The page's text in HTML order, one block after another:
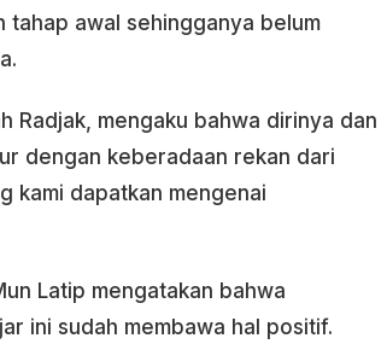
tahap awal sehingganya belum
Radjak, mengaku bahwa dirinya dan
dengan keberadaan rekan dari
kami dapatkan mengenai
Latip mengatakan bahwa
ini sudah membawa hal positif.